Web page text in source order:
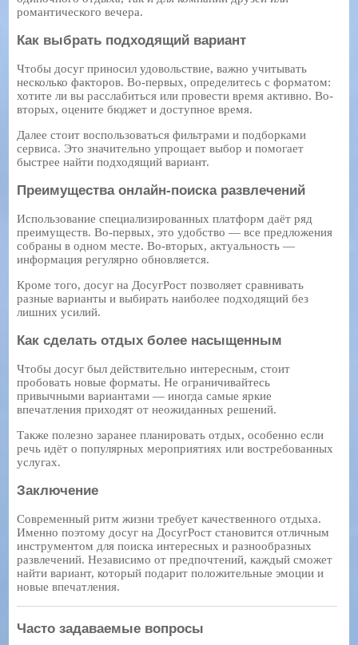
романтического вечера.
Как выбрать подходящий вариант
Чтобы досуг приносил удовольствие, важно учитывать
несколько факторов. Во-первых, определитесь с форматом:
хотите ли вы расслабиться или провести время активно. Во-
вторых, оцените бюджет и доступное время.
Далее стоит воспользоваться фильтрами и подборками
сервиса. Это значительно упрощает выбор и помогает
быстрее найти подходящий вариант.
Преимущества онлайн-поиска развлечений
Использование специализированных платформ даёт ряд
преимуществ. Во-первых, это удобство — все предложения
собраны в одном месте. Во-вторых, актуальность —
информация регулярно обновляется.
Кроме того, досуг на ДосугРост позволяет сравнивать
разные варианты и выбирать наиболее подходящий без
лишних усилий.
Как сделать отдых более насыщенным
Чтобы досуг был действительно интересным, стоит
пробовать новые форматы. Не ограничивайтесь
привычными вариантами — иногда самые яркие
впечатления приходят от неожиданных решений.
Также полезно заранее планировать отдых, особенно если
речь идёт о популярных мероприятиях или востребованных
услугах.
Заключение
Современный ритм жизни требует качественного отдыха.
Именно поэтому досуг на ДосугРост становится отличным
инструментом для поиска интересных и разнообразных
развлечений. Независимо от предпочтений, каждый сможет
найти вариант, который подарит положительные эмоции и
новые впечатления.
Часто задаваемые вопросы